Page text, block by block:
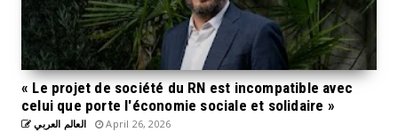
« Le projet de société du RN est incompatible avec
celui que porte l'économie sociale et solidaire »
العالم العربي April 26, 2026